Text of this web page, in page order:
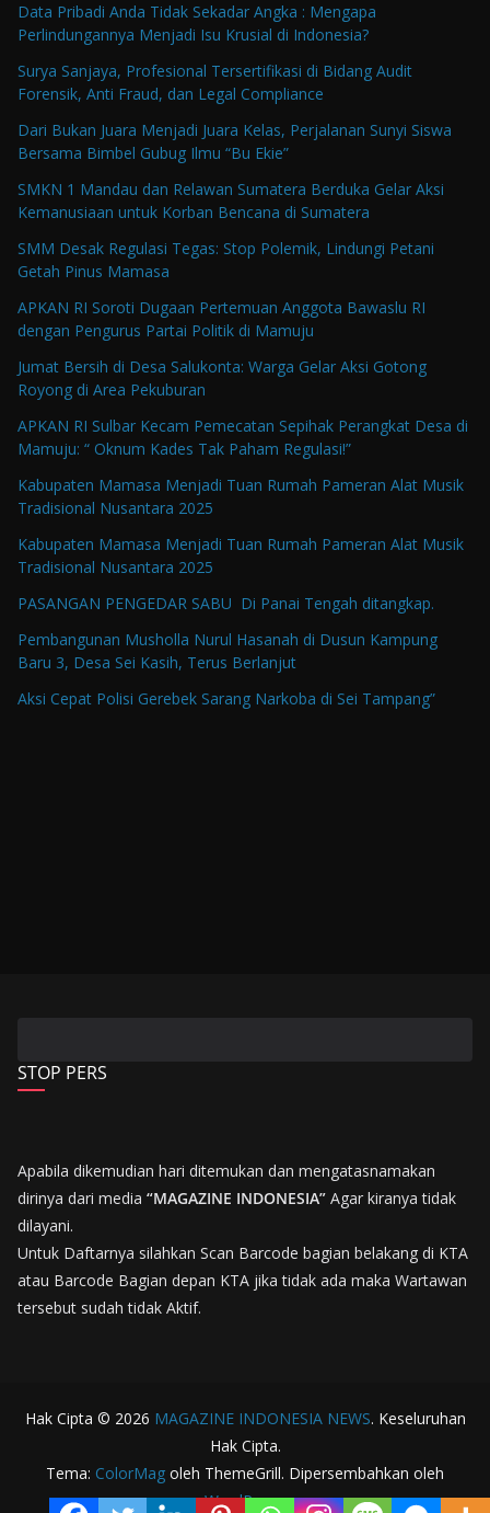
Data Pribadi Anda Tidak Sekadar Angka : Mengapa
Perlindungannya Menjadi Isu Krusial di Indonesia?
Surya Sanjaya, Profesional Tersertifikasi di Bidang Audit
Forensik, Anti Fraud, dan Legal Compliance
Dari Bukan Juara Menjadi Juara Kelas, Perjalanan Sunyi Siswa
Bersama Bimbel Gubug Ilmu “Bu Ekie”
SMKN 1 Mandau dan Relawan Sumatera Berduka Gelar Aksi
Kemanusiaan untuk Korban Bencana di Sumatera
SMM Desak Regulasi Tegas: Stop Polemik, Lindungi Petani
Getah Pinus Mamasa
APKAN RI Soroti Dugaan Pertemuan Anggota Bawaslu RI
dengan Pengurus Partai Politik di Mamuju
Jumat Bersih di Desa Salukonta: Warga Gelar Aksi Gotong
Royong di Area Pekuburan
APKAN RI Sulbar Kecam Pemecatan Sepihak Perangkat Desa di
Mamuju: “ Oknum Kades Tak Paham Regulasi!”
Kabupaten Mamasa Menjadi Tuan Rumah Pameran Alat Musik
Tradisional Nusantara 2025
Kabupaten Mamasa Menjadi Tuan Rumah Pameran Alat Musik
Tradisional Nusantara 2025
PASANGAN PENGEDAR SABU Di Panai Tengah ditangkap.
Pembangunan Musholla Nurul Hasanah di Dusun Kampung
Baru 3, Desa Sei Kasih, Terus Berlanjut
Aksi Cepat Polisi Gerebek Sarang Narkoba di Sei Tampang”
STOP PERS
Apabila dikemudian hari ditemukan dan mengatasnamakan
dirinya dari media “MAGAZINE INDONESIA” Agar kiranya tidak
dilayani.
Untuk Daftarnya silahkan Scan Barcode bagian belakang di KTA
atau Barcode Bagian depan KTA jika tidak ada maka Wartawan
tersebut sudah tidak Aktif.
Hak Cipta © 2026 MAGAZINE INDONESIA NEWS. Keseluruhan
Hak Cipta.
Tema: ColorMag oleh ThemeGrill. Dipersembahkan oleh
WordPress.